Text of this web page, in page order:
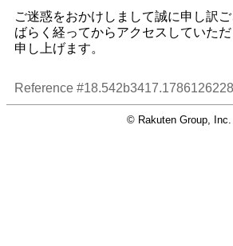
ご迷惑をおかけしまして誠に申し訳
ばらく経ってからアクセスしていた
申し上げます。
Reference
© Rakuten Group, Inc.